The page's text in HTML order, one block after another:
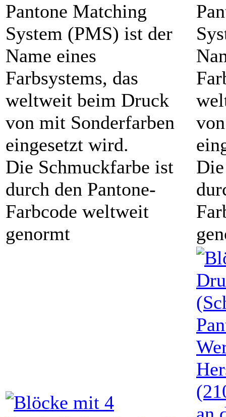
Pantone Matching
System (PMS) ist der
Name eines
Farbsystems, das
weltweit beim Druck
von mit Sonderfarben
eingesetzt wird.
Die Schmuckfarbe ist
durch den Pantone-
Farbcode weltweit
genormt